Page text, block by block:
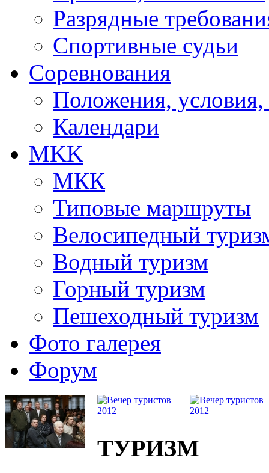
Разрядные
Спортивные судьи
Соревнования
Положения, условия,
Календари
MKK
МКК
Типовые маршруты
Велосипедный
Водный туризм
Горный туризм
Пешеходный туризм
Фото галерея
Форум
ТУРИЗМ